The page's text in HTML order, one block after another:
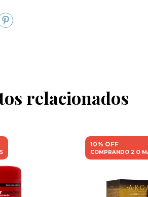
relacionados
10% OFF
COMPRANDO 2 O